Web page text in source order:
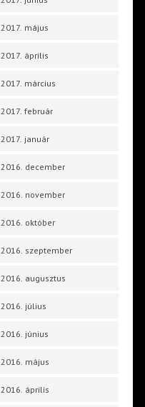
2017. május
2017. április
2017. március
2017. február
2017. január
2016. december
2016. november
2016. október
2016. szeptember
2016. augusztus
2016. július
2016. június
2016. május
2016. április